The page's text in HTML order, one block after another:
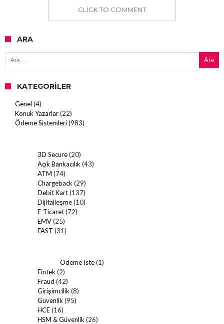
CLICK TO COMMENT
ARA
Arama:
KATEGORILER
Genel (4)
Konuk Yazarlar(22)
Ödeme Sistemleri(983)
3D Secure(20)
Açık Bankacılık (43)
ATM (74)
Chargeback (29)
Debit Kart(137)
Dijitalleşme(10)
E-Ticaret(72)
EMV(25)
FAST (31)
Ödeme İste(1)
Fintek (2)
Fraud (42)
Girişimcilik (8)
Güvenlik (95)
HCE(16)
HSM & Güvenlik (26)